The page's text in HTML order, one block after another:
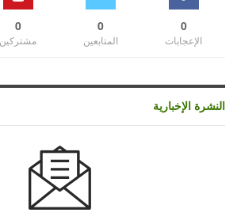
0
الإعجابات
0
المتابعين
0
مشتركين
النشرة الإخبارية